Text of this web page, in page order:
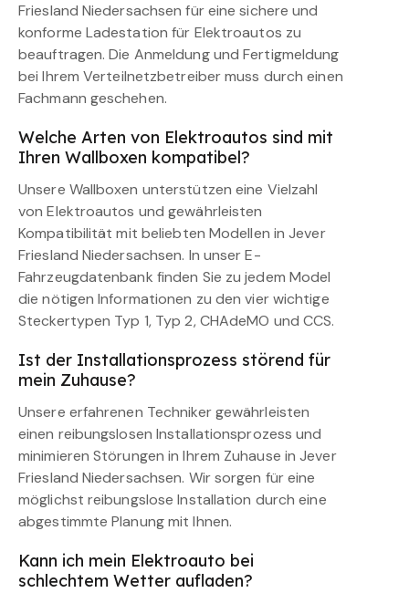
Friesland Niedersachsen für eine sichere und
konforme Ladestation für Elektroautos zu
beauftragen. Die Anmeldung und Fertigmeldung
bei Ihrem Verteilnetzbetreiber muss durch einen
Fachmann geschehen.
Welche Arten von Elektroautos sind mit
Ihren Wallboxen kompatibel?
Unsere Wallboxen unterstützen eine Vielzahl
von Elektroautos und gewährleisten
Kompatibilität mit beliebten Modellen in Jever
Friesland Niedersachsen. In unser E-
Fahrzeugdatenbank finden Sie zu jedem Model
die nötigen Informationen zu den vier wichtige
Steckertypen Typ 1, Typ 2, CHAdeMO und CCS.
Ist der Installationsprozess störend für
mein Zuhause?
Unsere erfahrenen Techniker gewährleisten
einen reibungslosen Installationsprozess und
minimieren Störungen in Ihrem Zuhause in Jever
Friesland Niedersachsen. Wir sorgen für eine
möglichst reibungslose Installation durch eine
abgestimmte Planung mit Ihnen.
Kann ich mein Elektroauto bei
schlechtem Wetter aufladen?